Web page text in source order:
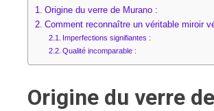
Origine du verre de Murano :
Comment reconnaître un véritable miroir
Imperfections signifiantes :
Qualité incomparable :
Origine du verre de